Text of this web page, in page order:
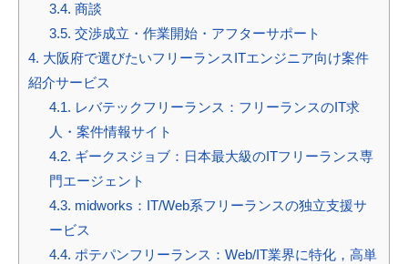
3.4. 商談
3.5. 交渉成立・作業開始・アフターサポート
4. 大阪府で選びたいフリーランスITエンジニア向け案件
紹介サービス
4.1. レバテックフリーランス：フリーランスのIT求
人・案件情報サイト
4.2. ギークスジョブ：日本最大級のITフリーランス専
門エージェント
4.3. midworks：IT/Web系フリーランスの独立支援サ
ービス
4.4. ポテパンフリーランス：Web/IT業界に特化，高単